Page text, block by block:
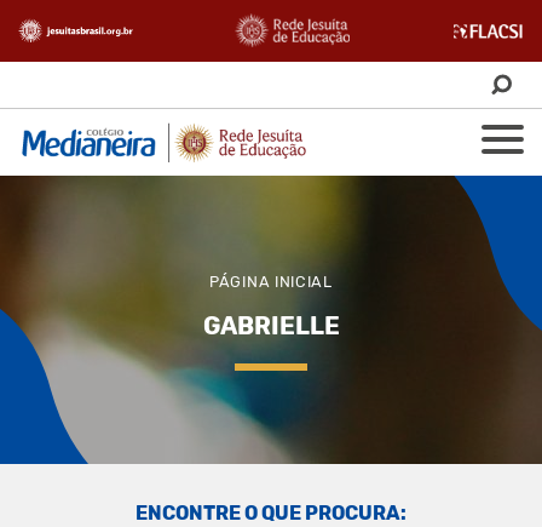
PÁGINA INICIAL
GABRIELLE
ENCONTRE O QUE PROCURA: